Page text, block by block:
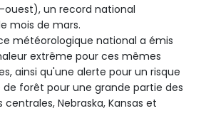
ouest), un record national
mois de mars.
météorologique national a émis
extrême pour ces mêmes
ainsi qu'une alerte pour un risque
forêt pour une grande partie des
centrales, Nebraska, Kansas et